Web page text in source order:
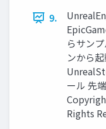
9.
らサン
ンから
ール 先
Rights